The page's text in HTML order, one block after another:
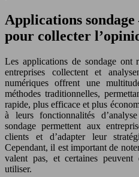
Applications
pour collecter
Les applications de sondage ont
entreprises collectent et
numériques offrent une
méthodes traditionnelles,
rapide, plus efficace et plus
à leurs fonctionnalités
sondage permettent aux
clients et d’adapter leur
Cependant, il est important de
valent pas, et certaines peuvent
utiliser.